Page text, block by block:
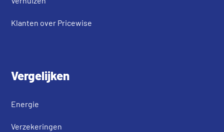
Klanten over Pricewise
Vergelijken
Energie
Verzekeringen